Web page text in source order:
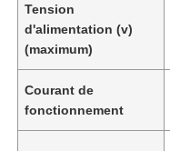
Tension
d'alimentation (v)
(maximum)
Courant de
fonctionnement